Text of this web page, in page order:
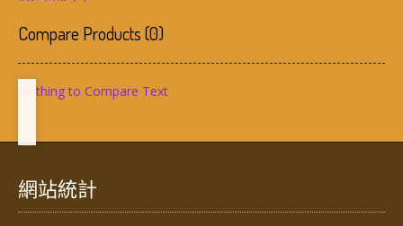
Compare Products(0)
Nothing to Compare Text
網站統計